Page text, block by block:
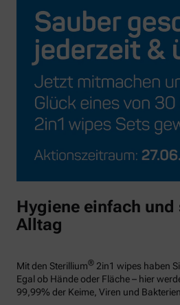
Hygiene einfach und
Alltag
Mit den Sterillium® 2in1 wipes haben
Egal ob Hände oder Fläche – hier
99,99% der Keime, Viren und